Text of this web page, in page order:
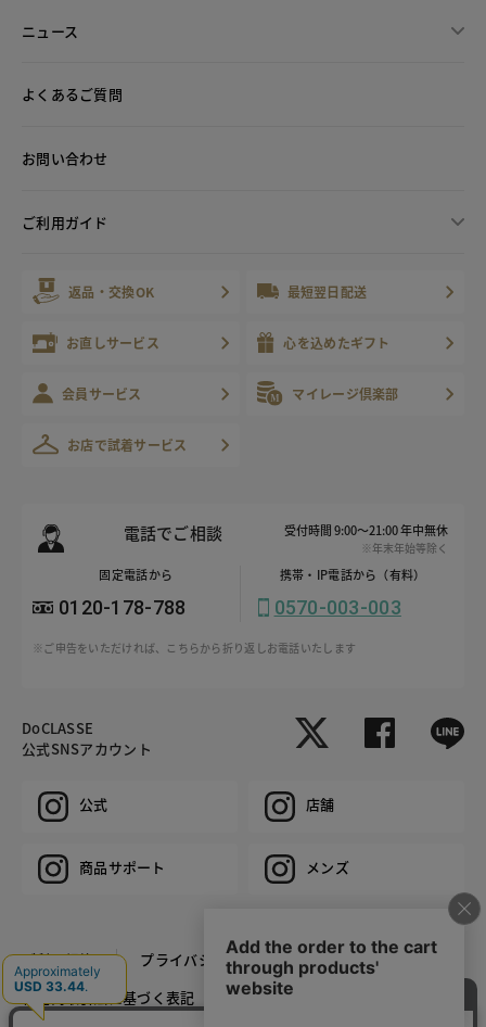
ニュース
よくあるご質問
お問い合わせ
ご利用ガイド
返品・交換OK 最短翌日配送
お直しサービス 心を込めたギフト
会員サービス マイレージ倶楽部
お店で試着サービス
電話でご相談 受付時間 9:00～21:00 年中無休
※年末年始等除く
固定電話から
0120-178-788
携帯・IP電話から（有料）
0570-003-003
※ご申告をいただければ、こちらから折り返しお電話いたします
DoCLASSE
公式SNSアカウント
公式 店舗
商品サポート メンズ
ご利用規約
プライバシーポリシー
特定商取引法に基づく表記
推奨環境